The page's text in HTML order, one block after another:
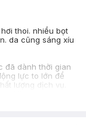
thoi. nhiều bọt
da cũng sáng xíu
đã dành thời gian
lực to lớn để
lượng dịch vụ.